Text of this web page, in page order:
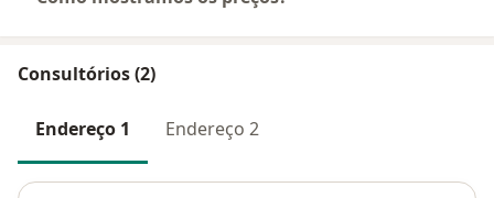
Consultórios (2)
Endereço 1 Endereço 2